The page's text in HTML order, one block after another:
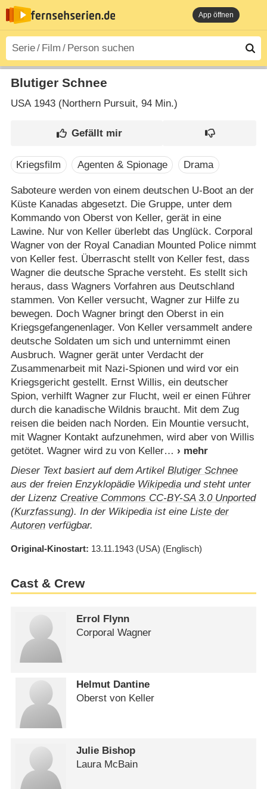
App öffnen
Blutiger Schnee
USA1943 (Northern Pursuit‎, 94 Min.)
Kriegsfilm Agenten & Spionage Drama
Saboteure werden von einem deutschen U-Boot an der
Küste Kanadas abgesetzt. Die Gruppe, unter dem
Kommando von Oberst von Keller, gerät in eine
Lawine. Nur von Keller überlebt das Unglück. Corporal
Wagner von der Royal Canadian Mounted Police nimmt
von Keller fest. Überrascht stellt von Keller fest, dass
Wagner die deutsche Sprache versteht. Es stellt sich
heraus, dass Wagners Vorfahren aus Deutschland
stammen. Von Keller versucht, Wagner zur Hilfe zu
bewegen. Doch Wagner bringt den Oberst in ein
Kriegsgefangenenlager. Von Keller versammelt andere
deutsche Soldaten um sich und unternimmt einen
Ausbruch. Wagner gerät unter Verdacht der
Zusammenarbeit mit Nazi-Spionen und wird vor ein
Kriegsgericht gestellt. Ernst Willis, ein deutscher
Spion, verhilft Wagner zur Flucht, weil er einen Führer
durch die kanadische Wildnis braucht. Mit dem Zug
reisen die beiden nach Norden. Ein Mountie versucht,
mit Wagner Kontakt aufzunehmen, wird aber von Willis
getötet. Wagner wird zu von Keller
Dieser Text basiert auf dem Artikel Blutiger Schnee
aus der freien Enzyklopädie Wikipediaund steht unter
der Lizenz Creative Commons CC-BY-SA 3.0 Unported
(Kurzfassung). In der Wikipedia ist eine Liste der
Autorenverfügbar.
Original-Kinostart 13.11.1943 (USA) (Englisch)
Cast & Crew
Errol Flynn
Corporal Wagner
Helmut Dantine
Oberst von Keller
Julie Bishop
Laura McBain